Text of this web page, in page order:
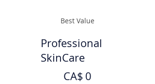
Best Value
Professional
SkinCare
CA$ 0